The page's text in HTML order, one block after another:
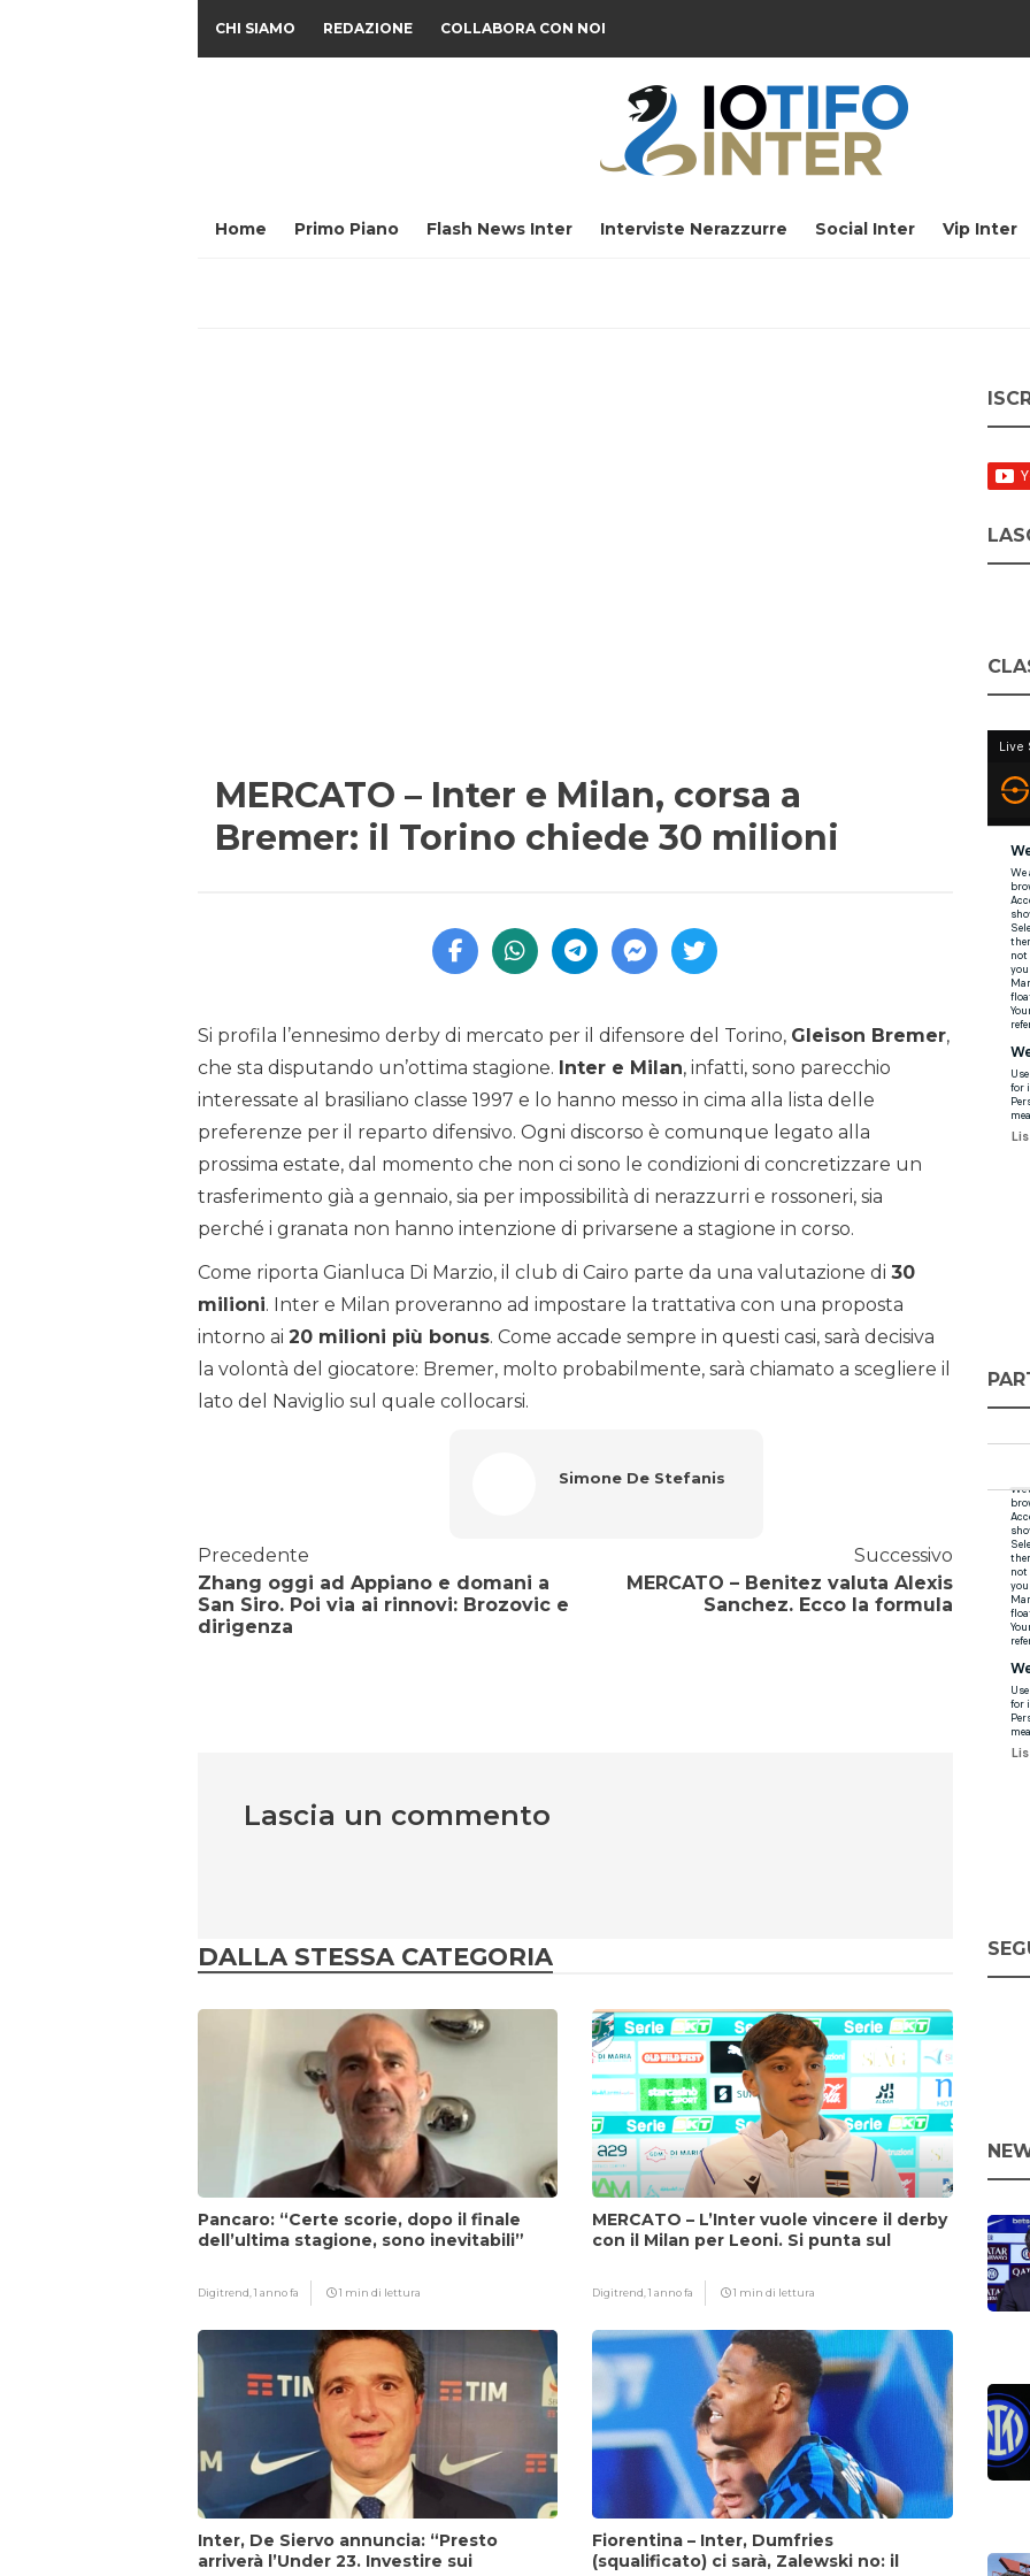
CHI SIAMO REDAZIONE COLLABORA CON NOI
Home Primo Piano Flash News Inter Interviste Nerazzurre Social Inter Vip Inter
MERCATO – Inter e Milan, corsa a
Bremer: il Torino chiede 30 milioni
Si profila l’ennesimo derby di mercato per il difensore del Torino, Gleison Bremer,
che sta disputando un’ottima stagione. Inter e Milan, infatti, sono parecchio
interessate al brasiliano classe 1997 e lo hanno messo in cima alla lista delle
preferenze per il reparto difensivo. Ogni discorso è comunque legato alla
prossima estate, dal momento che non ci sono le condizioni di concretizzare un
trasferimento già a gennaio, sia per impossibilità di nerazzurri e rossoneri, sia
perché i granata non hanno intenzione di privarsene a stagione in corso.
Come riporta Gianluca Di Marzio, il club di Cairo parte da una valutazione di 30
milioni. Inter e Milan proveranno ad impostare la trattativa con una proposta
intorno ai 20 milioni più bonus. Come accade sempre in questi casi, sarà decisiva
la volontà del giocatore: Bremer, molto probabilmente, sarà chiamato a scegliere il
lato del Naviglio sul quale collocarsi.
Simone De Stefanis
Precedente
Zhang oggi ad Appiano e domani a
San Siro. Poi via ai rinnovi: Brozovic e
dirigenza
Successivo
MERCATO – Benitez valuta Alexis
Sanchez. Ecco la formula
Lascia un commento
DALLA STESSA CATEGORIA
Pancaro: “Certe scorie, dopo il finale
dell’ultima stagione, sono inevitabili”
Digitrend,1 anno fa 1 min di lettura
MERCATO – L’Inter vuole vincere il derby
con il Milan per Leoni. Si punta sul
Digitrend,1 anno fa 1 min di lettura
Inter, De Siervo annuncia: “Presto
arriverà l’Under 23. Investire sui
Fiorentina – Inter, Dumfries
(squalificato) ci sarà, Zalewski no: il